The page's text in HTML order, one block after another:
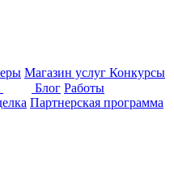
Магазин услуг Конкурсы
Блог Работы
Партнерская программа